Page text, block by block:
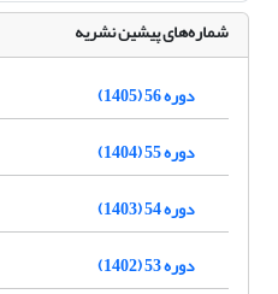
شماره‌های پیشین نشریه
دوره 56 (1405)
دوره 55 (1404)
دوره 54 (1403)
دوره 53 (1402)